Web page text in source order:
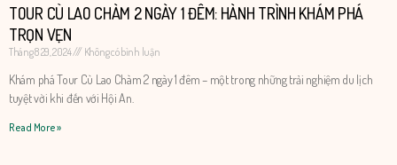
TOUR CÙ LAO CHÀM 2 NGÀY 1 ĐÊM: HÀNH TRÌNH KHÁM PHÁ
TRỌN VẸN
Tháng 8 29, 2024 Không có bình luận
Khám phá Tour Cù Lao Chàm 2 ngày 1 đêm – một trong những trải nghiệm du lịch
tuyệt vời khi đến với Hội An.
Read More »